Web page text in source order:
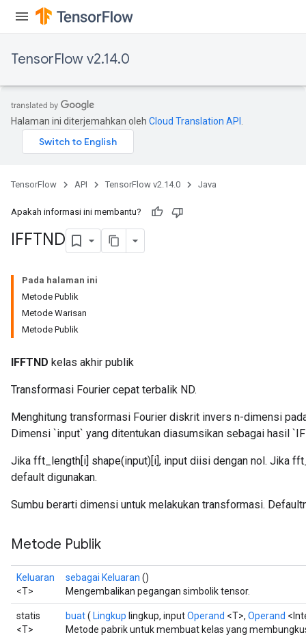
TensorFlow v2.14.0
Halaman ini diterjemahkan oleh Cloud Translation API
TensorFlow API TensorFlow v2.14.0 Java
Apakah informasi ini membantu?
IFFTND
Pada halaman ini
Metode Publik
Metode Warisan
Metode Publik
IFFTND kelas akhir publik
Transformasi Fourier cepat terbalik ND.
Menghitung transformasi Fourier diskrit invers n-dimensi
Dimensi `input` yang ditentukan diasumsikan sebagai hasil
Jika fft_length[i] shape(input)[i], input diisi dengan nol. Jika
default digunakan.
Sumbu berarti dimensi untuk melakukan transformasi.
Metode Publik
Keluaran
<T>
sebagai Keluaran ()
Mengembalikan pegangan simbolik tensor.
statis
<T>
buat( Lingkup lingkup, inputOperand <T>, Operand
Metode pabrik untuk membuat kelas yang